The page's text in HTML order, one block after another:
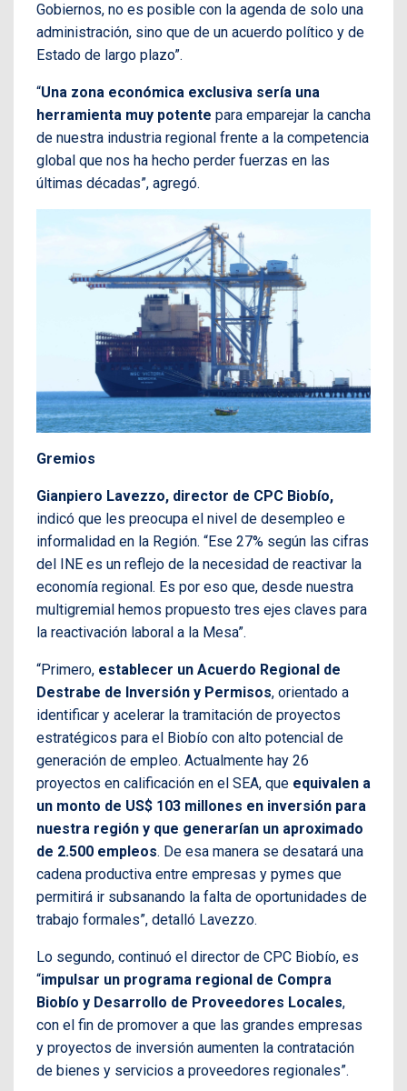
Gobiernos, no es posible con la agenda de solo una
administración, sino que de un acuerdo político y de
Estado de largo plazo”.
“Una zona económica exclusiva sería una
herramienta muy potente para emparejar la cancha
de nuestra industria regional frente a la competencia
global que nos ha hecho perder fuerzas en las
últimas décadas”, agregó.
Gremios
Gianpiero Lavezzo, director de CPC Biobío,
indicó que les preocupa el nivel de desempleo e
informalidad en la Región. “Ese 27% según las cifras
del INE es un reflejo de la necesidad de reactivar la
economía regional. Es por eso que, desde nuestra
multigremial hemos propuesto tres ejes claves para
la reactivación laboral a la Mesa”.
“Primero, establecer un Acuerdo Regional de
Destrabe de Inversión y Permisos, orientado a
identificar y acelerar la tramitación de proyectos
estratégicos para el Biobío con alto potencial de
generación de empleo. Actualmente hay 26
proyectos en calificación en el SEA, que equivalen a
un monto de US$ 103 millones en inversión para
nuestra región y que generarían un aproximado
de 2.500 empleos. De esa manera se desatará una
cadena productiva entre empresas y pymes que
permitirá ir subsanando la falta de oportunidades de
trabajo formales”, detalló Lavezzo.
Lo segundo, continuó el director de CPC Biobío, es
“impulsar un programa regional de Compra
Biobío y Desarrollo de Proveedores Locales,
con el fin de promover a que las grandes empresas
y proyectos de inversión aumenten la contratación
de bienes y servicios a proveedores regionales”.